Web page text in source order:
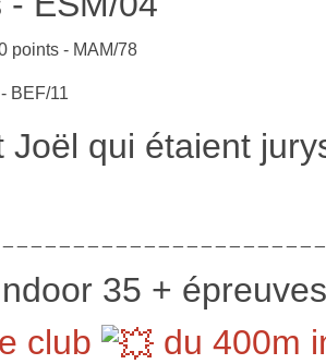
points - MAM/78
BEF/11
qui étaient
35 +
club
du 400m